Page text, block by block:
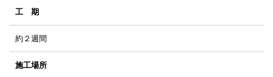
工 期
約２週間
施工場所